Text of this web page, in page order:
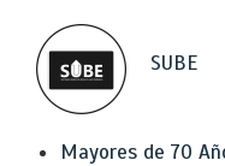
SUBE
Mayores de 70